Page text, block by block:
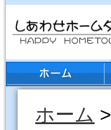
ホーム >